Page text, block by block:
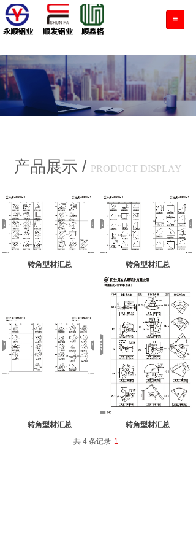
产品展示 / PRODUCT DISPLAY
转角型材汇总 转角型材汇总
转角型材汇总
转角型材汇总
共 4 条记录 1